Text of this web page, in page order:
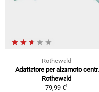
Rothewald
Adattatore per alzamoto centr.
Rothewald
79,99 €1